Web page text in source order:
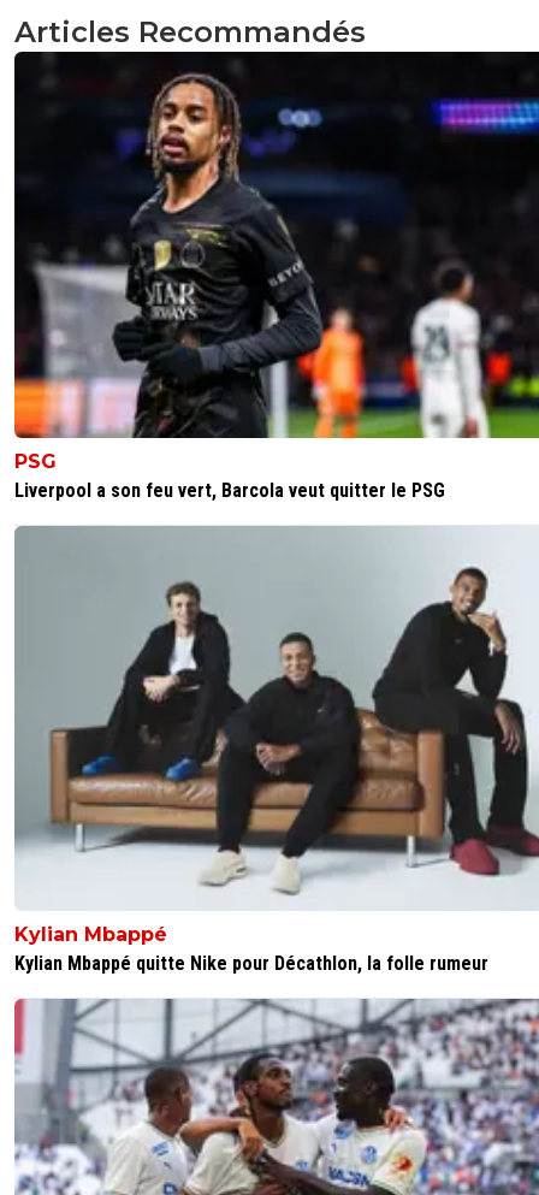
Articles Recommandés
PSG
Liverpool a son feu vert, Barcola veut quitter le PSG
Kylian Mbappé
Kylian Mbappé quitte Nike pour Décathlon, la folle rumeur